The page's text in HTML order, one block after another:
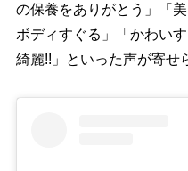
の保養をありがとう」「
ボディすぐる」「かわい
綺麗!!」といった声が寄せ